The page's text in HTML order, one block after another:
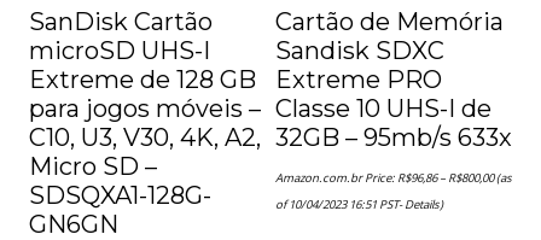
SanDisk Cartão
microSD UHS-I
Extreme de 128 GB
para jogos móveis –
C10, U3, V30, 4K, A2,
Micro SD –
SDSQXA1-128G-
GN6GN
Cartão de Memória
Sandisk SDXC
Extreme PRO
Classe 10 UHS-I de
32GB – 95mb/s 633x
Amazon.com.br Price: R$96,86 – R$800,00de
(as
of 10/04/2023 16:51 PST-Details)